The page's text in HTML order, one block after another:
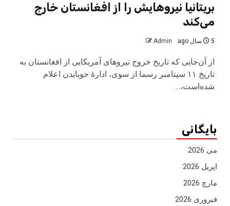
بریتانیا نیروهایش را از افغانستان خارج
می‌کند
5 سال ago Admin
از آن‌جایی که تاریخ خروج نیروهای آمریکایی از افغانستان به
تاریخ ۱۱ سپتامبر رسما از سوی، ادارهٔ جوبایدن اعلام
شده‌است،...
بایگانی
می 2026
اپریل 2026
مارچ 2026
فبروری 2026